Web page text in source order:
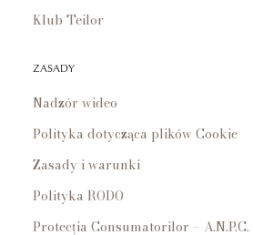
Klub Teilor
ZASADY
Nadzór wideo
Polityka dotycząca plików Cookie
Zasady i warunki
Polityka RODO
Protecția Consumatorilor – A.N.P.C.